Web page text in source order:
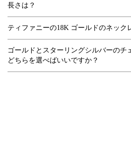
長さは？
ティファニーの18K ゴールドのネック
ゴールドとスターリングシルバーのチ
どちらを選べばいいですか？